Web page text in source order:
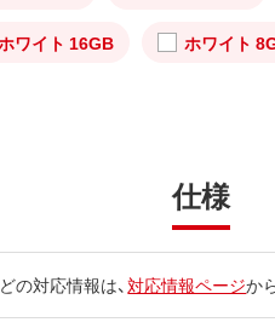
ワイト 16GB ホワイト
仕様
の対応情報は、対応情報ページか